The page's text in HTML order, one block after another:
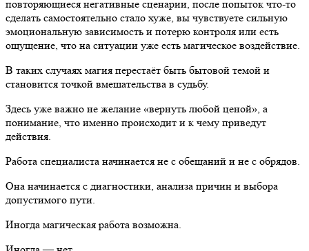
повторяющиеся негативные сценарии, после попыток что-то
сделать самостоятельно стало хуже, вы чувствуете сильную
эмоциональную зависимость и потерю контроля или есть
ощущение, что на ситуации уже есть магическое воздействие.
В таких случаях магия перестаёт быть бытовой темой и
становится точкой вмешательства в судьбу.
Здесь уже важно не желание «вернуть любой ценой», а
понимание, что именно происходит и к чему приведут
действия.
Работа специалиста начинается не с обещаний и не с обрядов.
Она начинается с диагностики, анализа причин и выбора
допустимого пути.
Иногда магическая работа возможна.